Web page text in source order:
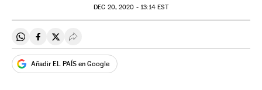
DEC 20, 2020 - 13:14 EST
Compartir en Whatsapp
Compartir en Facebook
Compartir en Twitter
Desplegar Redes Sociales
Añadir EL PAÍS en Google